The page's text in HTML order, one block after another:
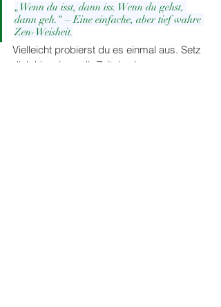
„Wenn du isst, dann iss. Wenn du gehst,
dann geh.“ – Eine einfache, aber tief wahre
Zen-Weisheit.
Vielleicht probierst du es einmal aus. Setz
dich hin, nimm dir Zeit, iss langsam.